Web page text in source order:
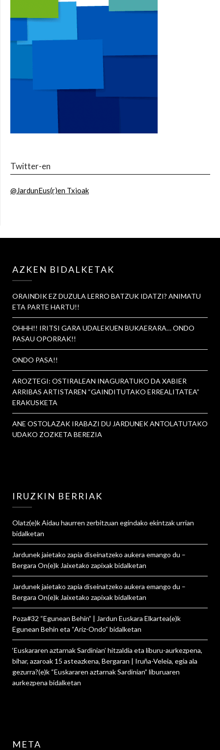
Twitter-en
@JardunEus(r)en Txioak
AZKEN BIDALKETAK
ORAINDIK EZ DUZULA LERRO BATZUK IDATZI? ANIMATU
ETA PARTE HARTU!!
OHHH!! IRITSI GARA UDALEKUEN BUKAERARA… ONDO
PASAU OPORRAK!!
ONDO PASA!!
AROZTEGI: OSTIRALEAN INAGURATUKO DA XABIER
ARRIBAS ARTISTAREN “GAINDITUTAKO ERREALITATEA”
ERAKUSKETA
ANE OSTOLAZAK IRABAZI DU JARDUNEK ANTOLATUTAKO
UDAKO ZOZKETA BEREZIA
IRUZKIN BERRIAK
Olatz(e)kAidau haurren zerbitzuan egindako ekintzak urrian
bidalketan
Jardunek jaietako zapia diseinatzeko aukera emango du –
Bergara On(e)k Jaixetako zapixakbidalketan
Jardunek jaietako zapia diseinatzeko aukera emango du –
Bergara On(e)k Jaixetako zapixakbidalketan
Poza#32 “Egunean Behin” | Jardun Euskara Elkartea(e)k
Egunean Behin eta “Ariz-Ondo” bidalketan
‘Euskararen aztarnak Sardinian’ hitzaldia eta liburu-aurkezpena,
bihar, azaroak 15 asteazkena, Bergaran | Iruña-Veleia, egia ala
gezurra?(e)k “Euskararen aztarnak Sardinian” liburuaren
aurkezpena bidalketan
META